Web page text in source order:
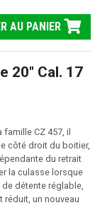
AU PANIER
20" Cal. 17
CZ 457, il
côté droit du boitier,
du retrait
la culasse lorsque
de détente réglable,
un nouveau